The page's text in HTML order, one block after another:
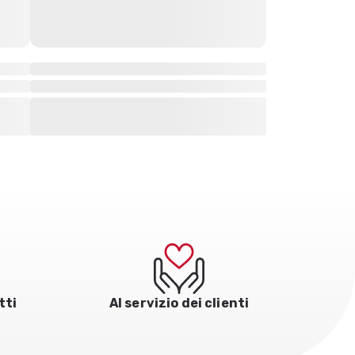
Al servizio dei clienti